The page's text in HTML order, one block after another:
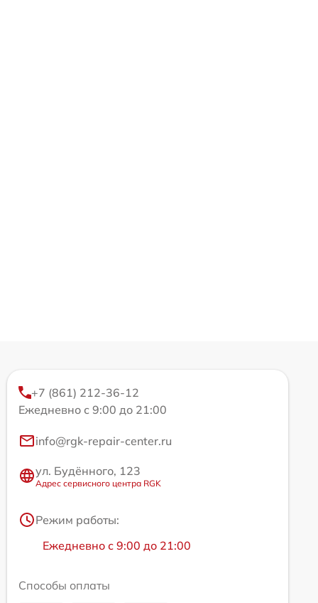
+7 (861) 212-36-12
Ежедневно с 9:00 до 21:00
info@rgk-repair-center.ru
ул. Будённого, 123
Адрес сервисного центра RGK
Режим работы:
Ежедневно с 9:00 до 21:00
Способы оплаты